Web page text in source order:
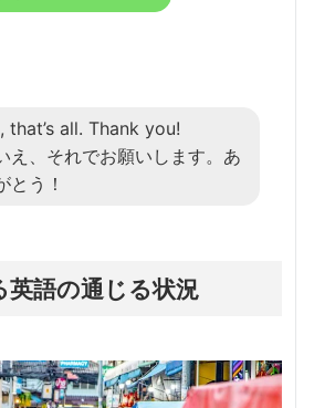
that’s all. Thank you!
え、それでお願いします。あ
とう！
英語の通じる状況